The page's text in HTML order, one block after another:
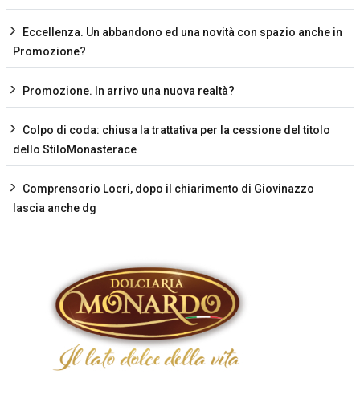
Eccellenza. Un abbandono ed una novità con spazio anche in
Promozione?
Promozione. In arrivo una nuova realtà?
Colpo di coda: chiusa la trattativa per la cessione del titolo
dello StiloMonasterace
Comprensorio Locri, dopo il chiarimento di Giovinazzo
lascia anche dg